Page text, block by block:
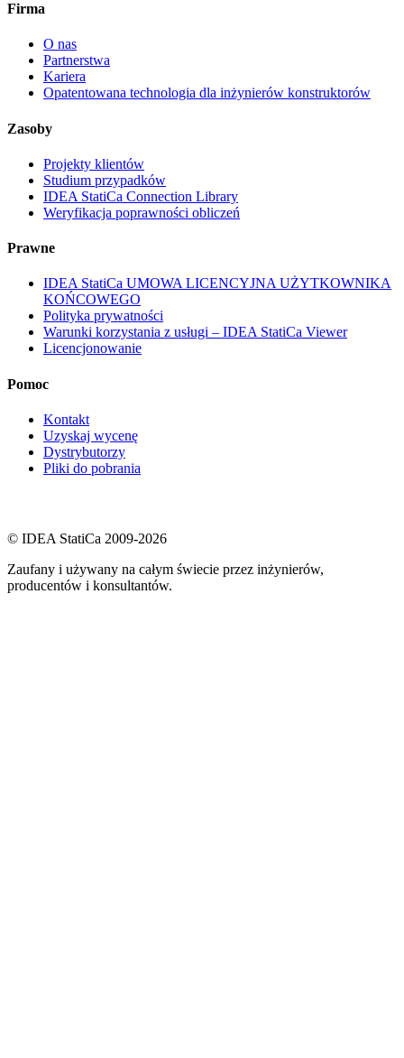
Firma
O nas
Partnerstwa
Kariera
Opatentowana technologia dla inżynierów konstruktorów
Zasoby
Projekty klientów
Studium przypadków
IDEA StatiCa Connection Library
Weryfikacja poprawności obliczeń
Prawne
IDEA StatiCa UMOWA LICENCYJNA UŻYTKOWNIKA
KOŃCOWEGO
Polityka prywatności
Warunki korzystania z usługi – IDEA StatiCa Viewer
Licencjonowanie
Pomoc
Kontakt
Uzyskaj wycenę
Dystrybutorzy
Pliki do pobrania
© IDEA StatiCa 2009-2026
Zaufany i używany na całym świecie przez inżynierów,
producentów i konsultantów.